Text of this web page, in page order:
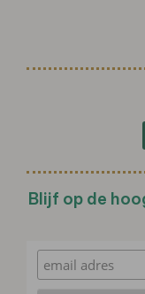
Blijf op de